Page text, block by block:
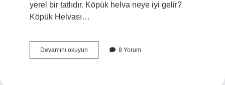
yerel bir tatlıdır. Köpük helva neye iyi gelir?
Köpük Helvası…
Devamını okuyunKöpük
Helva
8 Yorum